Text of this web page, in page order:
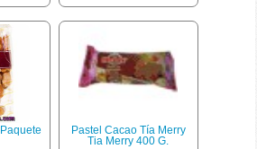
Pastel Cacao Tía Merry
Tia Merry 400 G.